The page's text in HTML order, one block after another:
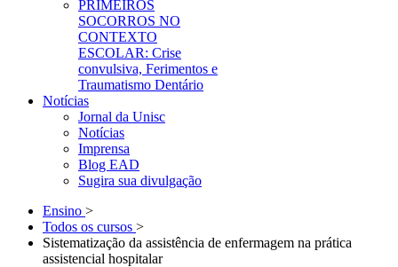
PRIMEIROS
SOCORROS NO
CONTEXTO
ESCOLAR: Crise
convulsiva, Ferimentos e
Traumatismo Dentário
Notícias
Jornal da Unisc
Notícias
Imprensa
Blog EAD
Sugira sua divulgação
Ensino >
Todos os cursos >
Sistematização da assistência de enfermagem na prática
assistencial hospitalar